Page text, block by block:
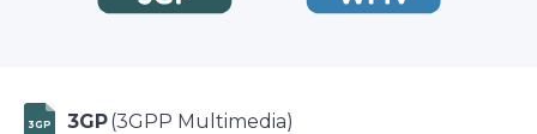
3GP 3GP(3GPP Multimedia)